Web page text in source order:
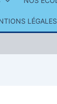
LÉGALES